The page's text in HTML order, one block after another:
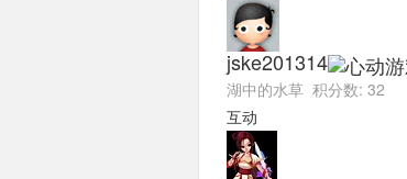
jske201314
湖中的水草 积分数: 32
互动